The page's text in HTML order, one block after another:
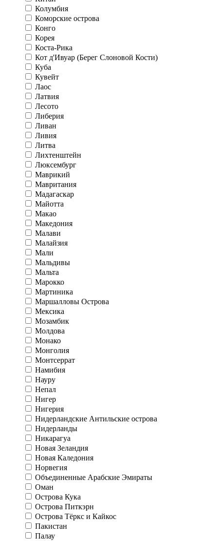
Колумбия
Коморские острова
Конго
Корея
Коста-Рика
Кот д'Ивуар (Берег Слоновой Кости)
Куба
Кувейт
Лаос
Латвия
Лесото
Либерия
Ливан
Ливия
Литва
Лихтенштейн
Люксембург
Маврикий
Мавритания
Мадагаскар
Майотта
Макао
Македония
Малави
Малайзия
Мали
Мальдивы
Мальта
Марокко
Мартиника
Маршалловы Острова
Мексика
Мозамбик
Молдова
Монако
Монголия
Монтсеррат
Намибия
Науру
Непал
Нигер
Нигерия
Нидерландские Антильские острова
Нидерланды
Никарагуа
Новая Зеландия
Новая Каледония
Норвегия
Объединенные Арабские Эмираты
Оман
Острова Кука
Острова Питкэрн
Острова Тёркс и Кайкос
Пакистан
Палау